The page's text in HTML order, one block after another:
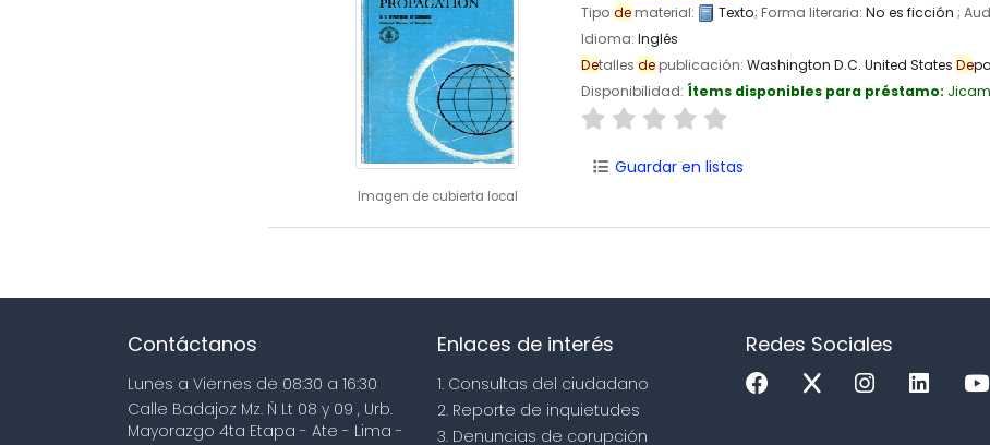
Imagen de cubierta local
Tipo dematerial: Texto; Forma literaria: No es ficción ;
Idioma: Inglés
Detalles depublicación: Washington D.C. United States De
Disponibilidad: Ítems disponibles para préstamo:
Guardar en listas
Contáctanos
Lunes a Viernes de 08:30 a 16:30
Calle Badajoz Mz. Ñ Lt 08 y 09 , Urb.
Mayorazgo 4ta Etapa - Ate - Lima -
Enlaces de interés
1. Consultas del ciudadano
2. Reporte de inquietudes
3. Denuncias de corupción
Redes Sociales